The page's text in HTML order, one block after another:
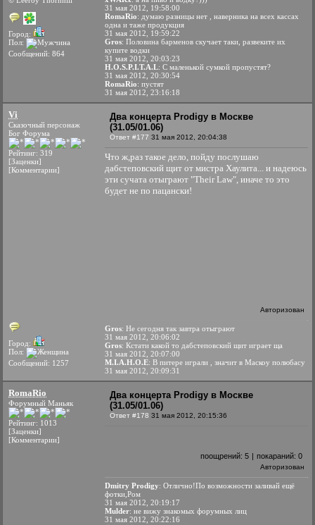
Город:
Пол:
Сообщений: 864
31 мая 2012, 19:58:00
RomaRio: думаю разницы нет , наверника на всех кассах
одна и таже продукция
31 мая 2012, 19:59:22
Gros: Половина барменов скучает таки, развеките их
купите водки
31 мая 2012, 20:03:23
H.O.S.P.I.T.A.L: С маленькой сумкой пропустят?
31 мая 2012, 20:30:54
RomaRio: пустят
31 мая 2012, 23:16:18
Vi
Сказочный персонаж
Бог Форума
Рейтинг: 319
[Заценки]
[Комментарии]
Город:
Пол:
Сообщений: 1257
Два концерта Prodigy в Москве
(31.05/01.06)
Ответ #177 31 мая 2012, 20:04:38
Что ж,раз такое дело, пойду послушаю
дабстеповский щит от мистра Хаулита... и надеюсь
эти сучата отыграют "Their Law", иначе то это
будет не по пацански!
Авторизован
Gros: Не сегодня так завтра отыграют
31 мая 2012, 20:06:02
Gros: Кстати какой то дабстеповский щит играет ща
31 мая 2012, 20:07:00
М.I.А.H.О.Е: В питере играли , значит в Маскоу полюбасу
31 мая 2012, 20:09:31
RomaRio
Форумный Маньяк
Рейтинг: 1013
[Заценки]
[Комментарии]
Два концерта Prodigy в Москве
(31.05/01.06)
Ответ #178 31 мая 2012, 20:15:36
поощрений: 5 | покараний: 0
Авторизован
Dmitry Prodigy: Отлично!По возможности заливай ещё
фотки,Ром
31 мая 2012, 20:19:17
Mulder: не вижу знакомых форумных лиц
31 мая 2012, 20:22:16